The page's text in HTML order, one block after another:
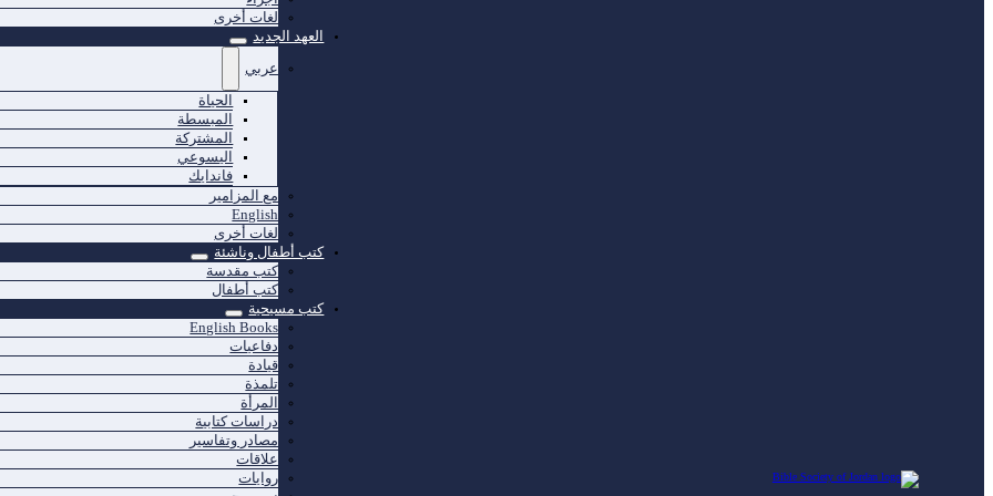
لغات أخرى
العهد الجديد
عربي
الحياة
المبسطة
المشتركة
اليسوعي
فاندايك
مع المزامير
English
لغات أخرى
كتب أطفال وناشئة
كتب مقدسة
كتب أطفال
كتب مسيحية
English Books
دفاعيات
قيادة
تلمذة
المرأة
دراسات كتابية
مصادر وتفاسير
علاقات
روايات